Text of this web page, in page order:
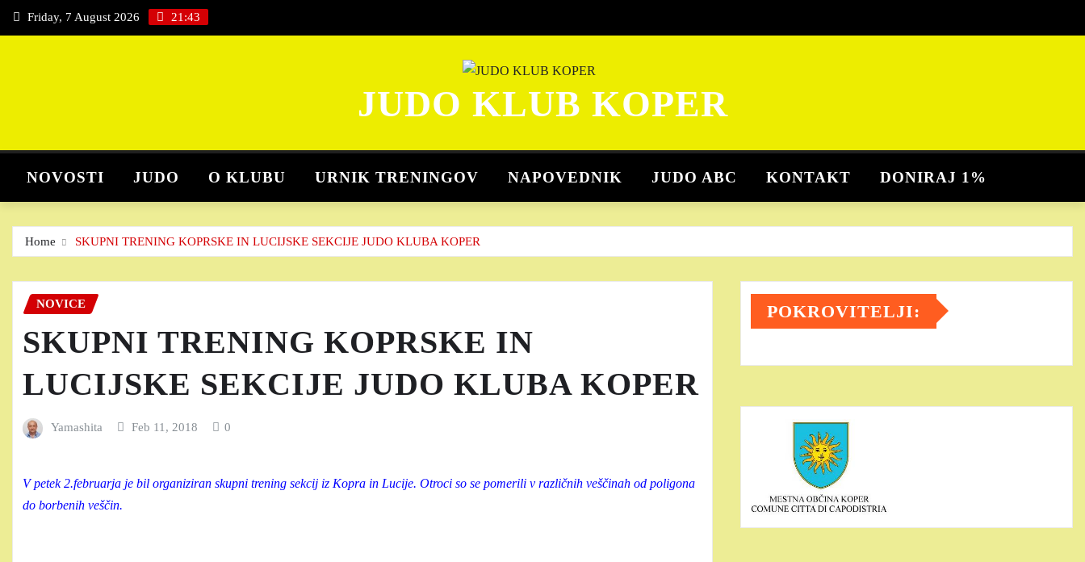
Skip
Friday, 7 August 2026 21:43
JUDO KLUB KOPER
NOVOSTI JUDO O KLUBU URNIK TRENINGOV NAPOVEDNIK JUDO ABC KONTAKT DONIRAJ 1%
Home SKUPNI TRENING KOPRSKE IN LUCIJSKE SEKCIJE JUDO KLUBA KOPER
NOVICE
SKUPNI TRENING KOPRSKE IN
LUCIJSKE SEKCIJE JUDO KLUBA KOPER
Yamashita Feb 11, 2018 0
V petek 2.februarja je bil organiziran skupni trening sekcij iz Kopra in Lucije. Otroci so se pomerili v različnih veščinah od poligona
do borbenih veščin.
POKROVITELJI: